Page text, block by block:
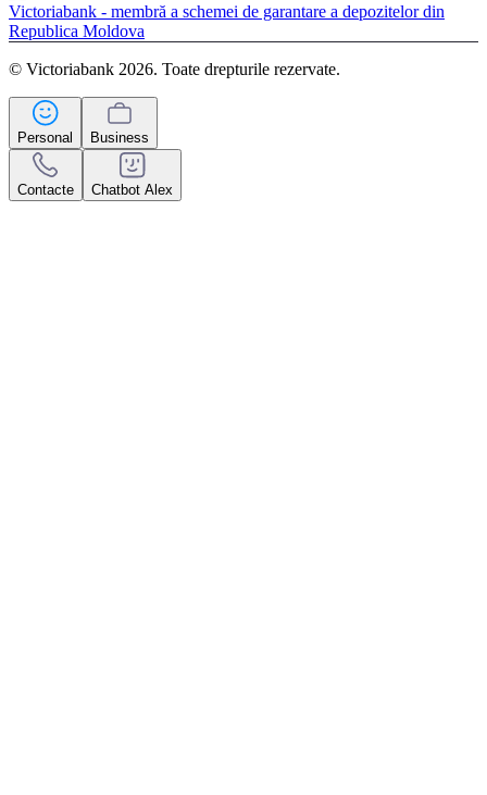
Victoriabank - membră a schemei de garantare a depozitelor din
Republica Moldova
© Victoriabank 2026. Toate drepturile rezervate.
Personal Business
Contacte Chatbot Alex